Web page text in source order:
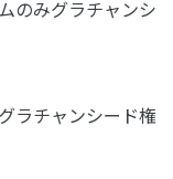
のみグラチャンシ
ラチャンシード権